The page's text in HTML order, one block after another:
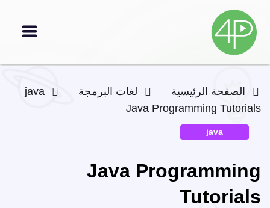
الصفحة الرئيسية لغات البرمجة
java
Java Programming Tutorials
java
Java Programming
Tutorials